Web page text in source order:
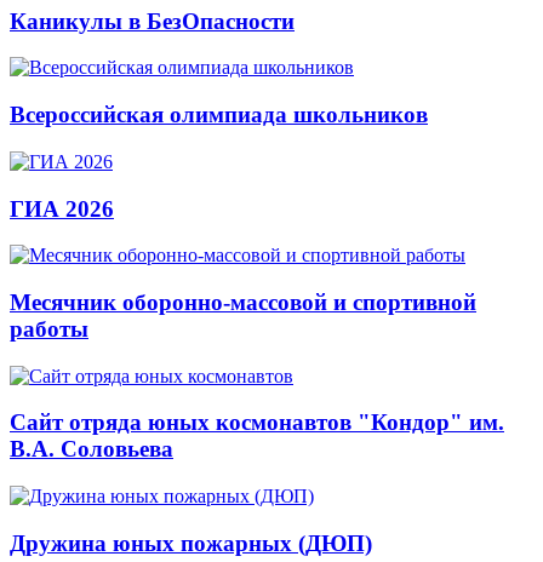
Каникулы в БезОпасности
Всероссийская олимпиада школьников
ГИА 2026
Месячник оборонно-массовой и спортивной
работы
Сайт отряда юных космонавтов "Кондор" им.
В.А. Соловьева
Дружина юных пожарных (ДЮП)